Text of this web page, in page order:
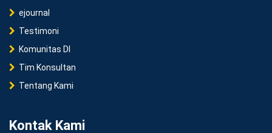
ejournal
Testimoni
Komunitas DI
Tim Konsultan
Tentang Kami
Kontak Kami